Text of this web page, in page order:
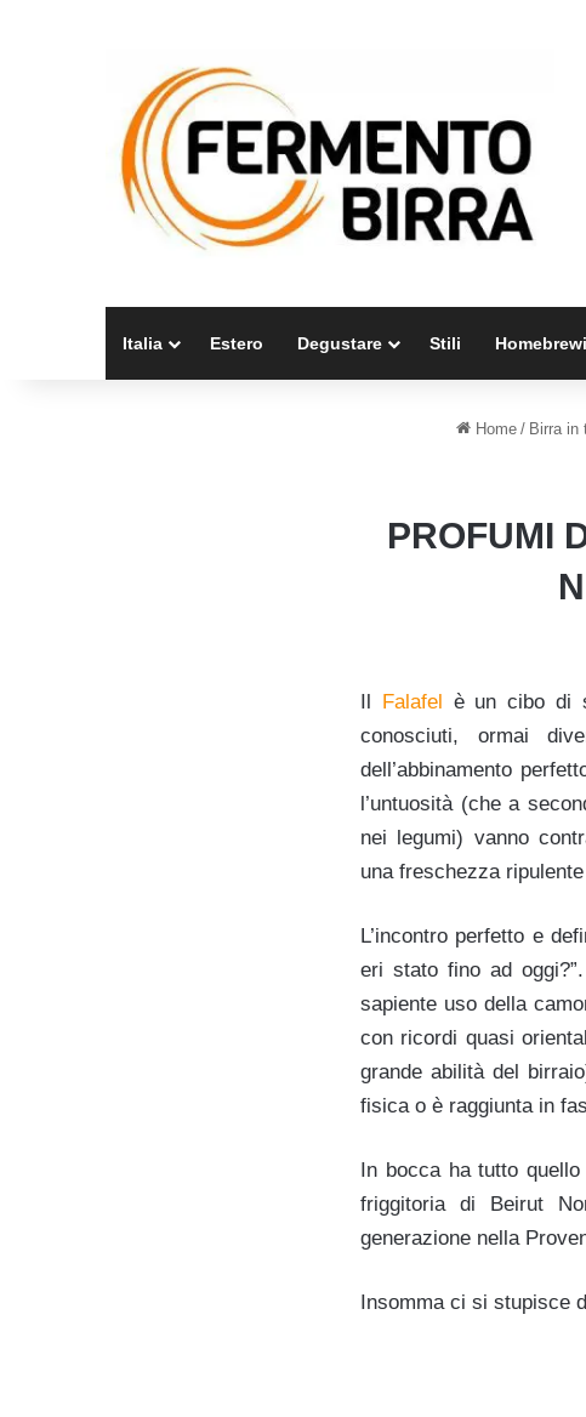
Italia Estero Degustare Stili
Home / Birra in
PROFUMI
Falafel
è un cibo di
conosciuti, ormai
dell’abbinamento
l’untuosità (che a
nei legumi) vanno
una freschezza
L’incontro perfetto e
eri stato fino ad
sapiente uso della
con ricordi quasi
grande abilità del
fisica o è raggiunta in
In bocca ha tutto
friggitoria di Beirut
generazione nella
Insomma ci si stupisce